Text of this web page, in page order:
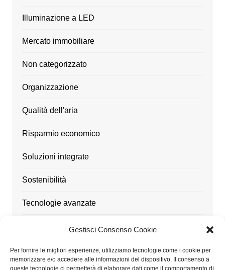
Gestisci Consenso Cookie
Per fornire le migliori esperienze, utilizziamo tecnologie come i cookie per
memorizzare e/o accedere alle informazioni del dispositivo. Il consenso a
queste tecnologie ci permetterà di elaborare dati come il comportamento di
Illuminazione a LED
Mercato immobiliare
Non categorizzato
Organizzazione
Qualità dell'aria
Risparmio economico
Soluzioni integrate
Sostenibilità
Tecnologie avanzate
Utensili